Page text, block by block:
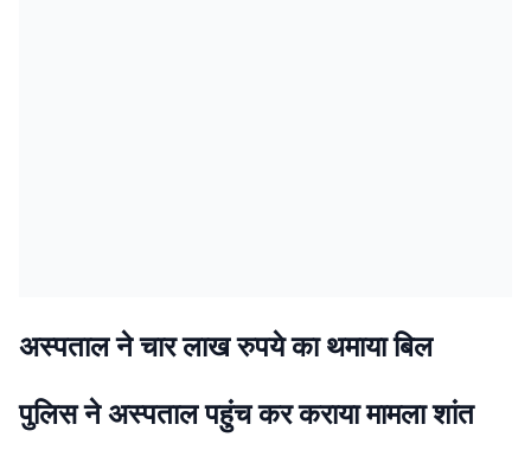
अस्पताल ने चार लाख रुपये का थमाया बिल
पुलिस ने अस्पताल पहुंच कर कराया मामला शांत